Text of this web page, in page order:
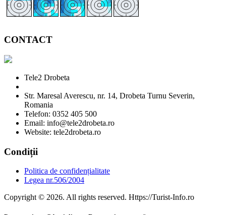
CONTACT
Tele2 Drobeta
Str. Maresal Averescu, nr. 14, Drobeta Turnu Severin,
Romania
Telefon: 0352 405 500
Email: info@tele2drobeta.ro
Website: tele2drobeta.ro
Condiții
Politica de confidențialitate
Legea nr.506/2004
Copyright © 2026. All rights reserved. Https://Turist-Info.ro